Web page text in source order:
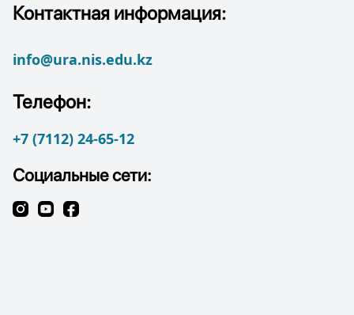
Контактная информация:
info@ura.nis.edu.kz
Телефон:
+7 (7112) 24-65-12
Социальные сети: